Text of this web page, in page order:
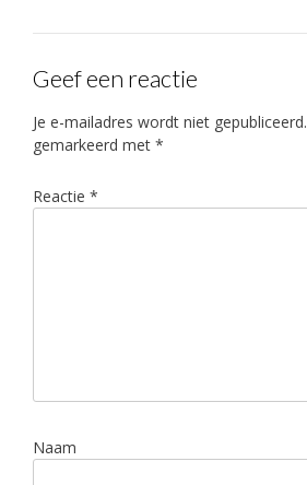
Geef een reactie
Je e-mailadres wordt niet gepubliceerd.
gemarkeerd met *
Reactie *
Naam